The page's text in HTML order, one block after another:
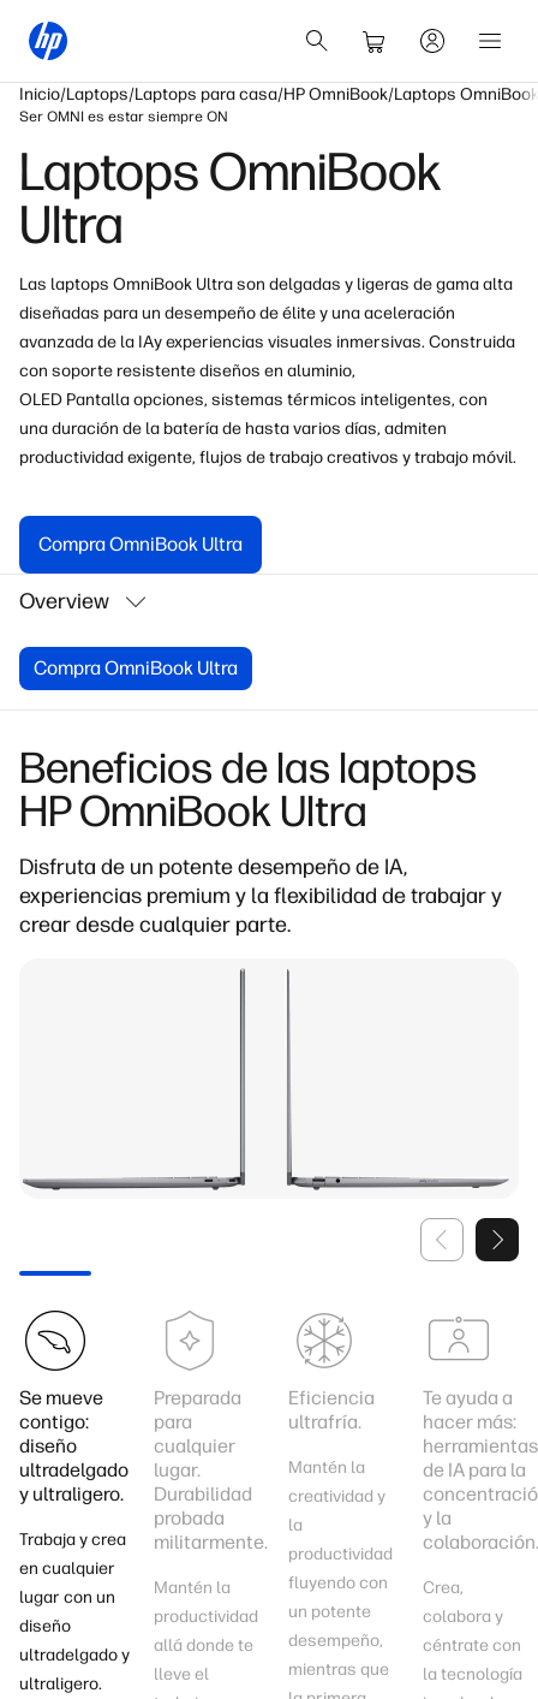
Inicio Laptops Laptops para casa HP OmniBook Laptops
Ser OMNI es estar siempre ON
Laptops OmniBook
Ultra
Las laptops OmniBook Ultra son delgadas y ligeras de gama alta
diseñadas para un desempeño de élite y una aceleración
avanzada de la IAy experiencias visuales inmersivas. Construida
con soporte resistentediseños en aluminio,
OLED Pantallaopciones, sistemas térmicos inteligentes, con
una duración de la batería de hasta varios días, admiten
productividad exigente, flujos de trabajo creativos y trabajo móvil.
Compra OmniBook Ultra
Overview
Compra OmniBook Ultra
Beneficios de las laptops
HP OmniBook Ultra
Disfruta de un potente desempeño de IA,
experiencias premium y la flexibilidad de trabajar y
crear desde cualquier parte.
Se mueve
contigo:
diseño
ultradelgado
y ultraligero.
Trabaja y crea
en cualquier
lugar con un
diseño
ultradelgado y
ultraligero.
Preparada
para
cualquier
lugar.
Durabilidad
probada
militarmente.
Mantén la
productividad
allá donde te
lleve el
Eficiencia
ultrafría.
Mantén la
creatividad y
la
productividad
fluyendo con
un potente
desempeño,
mientras que
Te ayuda a
hacer más:
herramientas
de IA para la
y la
colaboración.
Crea,
colabora y
céntrate con
la tecnología